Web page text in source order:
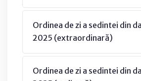
Ordinea de zi a sedintei din
2025 (extraordinară)
Ordinea de zi a sedintei din